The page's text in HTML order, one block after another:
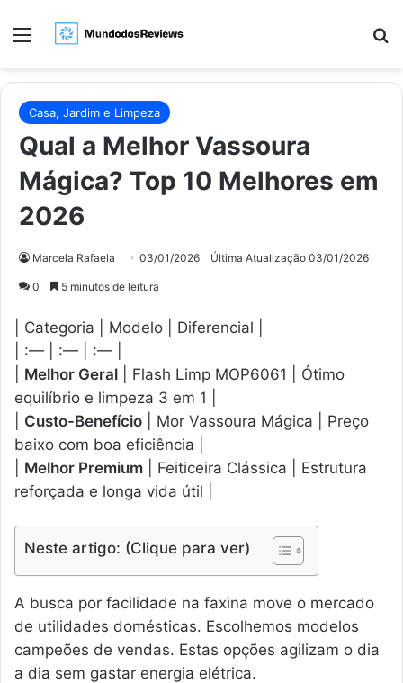
Menu
Casa, Jardim e Limpeza
Qual a Melhor Vassoura
Mágica? Top 10 Melhores em
2026
Marcela Rafaela 03/01/2026 Última Atualização 03/01/2026
0 5 minutos de leitura
| Categoria | Modelo | Diferencial |
| :— | :— | :— |
Melhor Geral | Flash Limp MOP6061 | Ótimo
equilíbrio e limpeza 3 em 1 |
Custo-Benefício | Mor Vassoura Mágica | Preço
baixo com boa eficiência |
Melhor Premium | Feiticeira Clássica | Estrutura
reforçada e longa vida útil |
Neste artigo: (Clique para ver)
A busca por facilidade na faxina move o mercado
de utilidades domésticas. Escolhemos modelos
campeões de vendas. Estas opções agilizam o dia
a dia sem gastar energia elétrica.